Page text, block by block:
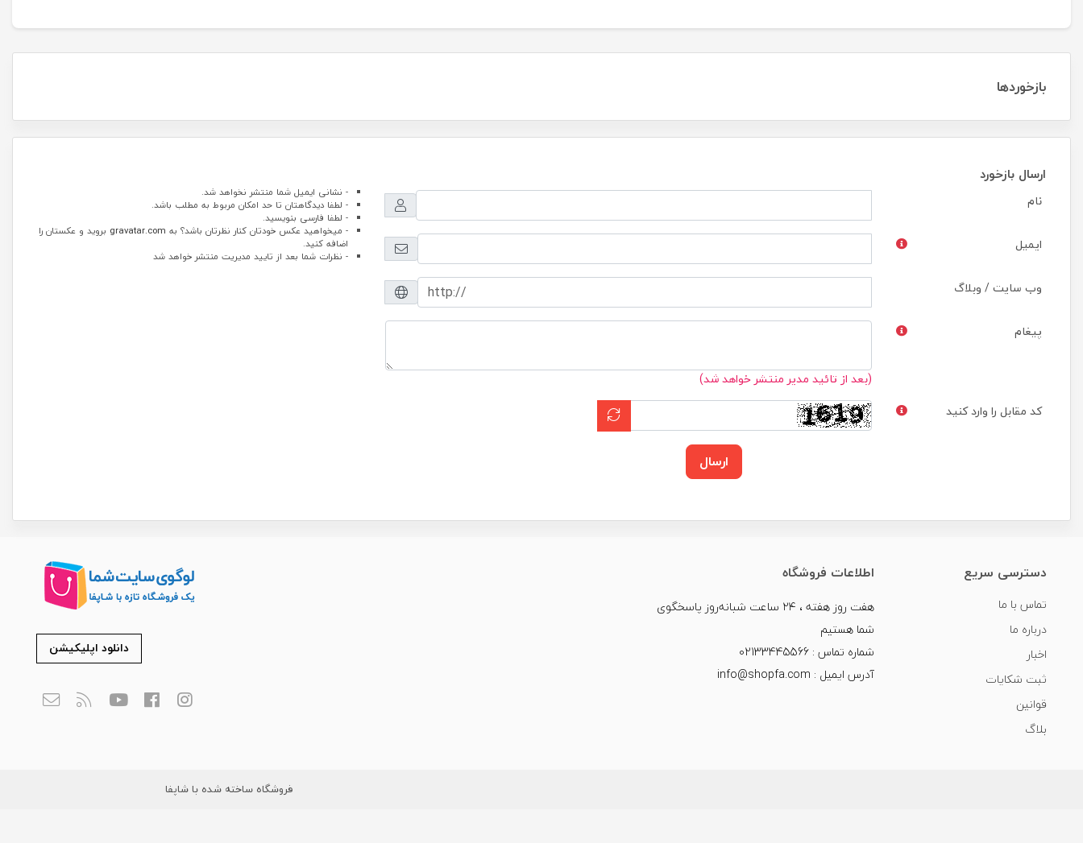
بازخوردها
ارسال بازخورد
نام
ایمیل
وب سایت / وبلاگ
پیغام
(بعد از تائید مدیر منتشر خواهد شد)
کد مقابل را وارد کنید
ارسال
- نشانی ایمیل شما منتشر نخواهد شد.
- لطفا دیدگاهتان تا حد امکان مربوط به مطلب باشد.
- لطفا فارسی بنویسید.
- میخواهید عکس خودتان کنار نظرتان باشد؟ به gravatar.com بروید و عکستان را
اضافه کنید.
- نظرات شما بعد از تایید مدیریت منتشر خواهد شد
دسترسی سریع
تماس با ما
درباره ما
اخبار
ثبت شکایات
قوانین
بلاگ
اطلاعات فروشگاه
هفت روز هفته ، ۲۴ ساعت شبانه‌روز پاسخگوی
شما هستیم
شماره تماس : 02133445566
آدرس ایمیل : info@shopfa.com
دانلود اپلیکیشن
فروشگاه ساخته شده با شاپفا